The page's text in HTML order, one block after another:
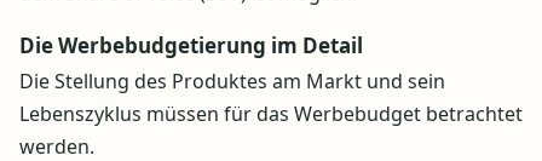
Die Werbebudgetierung im Detail
Die Stellung des Produktes am Markt und sein
Lebenszyklus müssen für das Werbebudget betrachtet
werden.